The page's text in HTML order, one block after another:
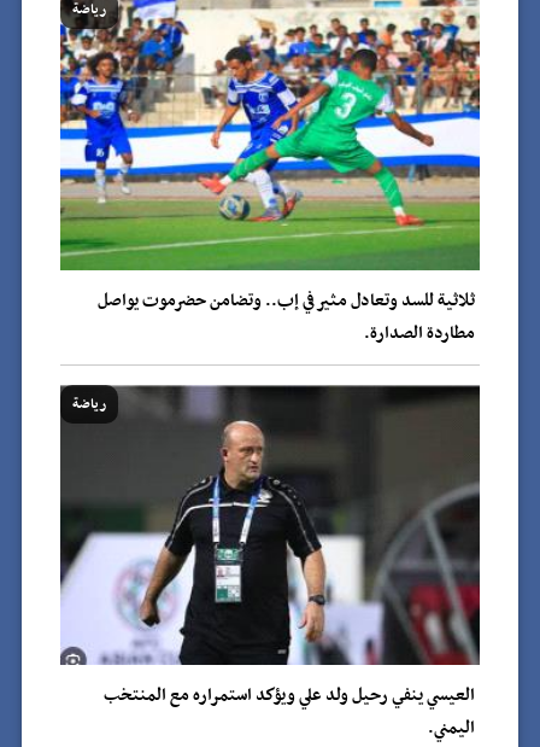
رياضة
ثلاثية للسد وتعادل مثير في إب.. وتضامن حضرموت يواصل
مطاردة الصدارة.
رياضة
العيسي ينفي رحيل ولد علي ويؤكد استمراره مع المنتخب
اليمني.